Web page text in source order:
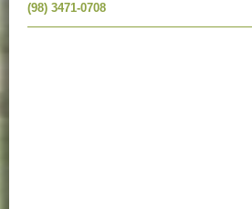
(98) 3471-0708